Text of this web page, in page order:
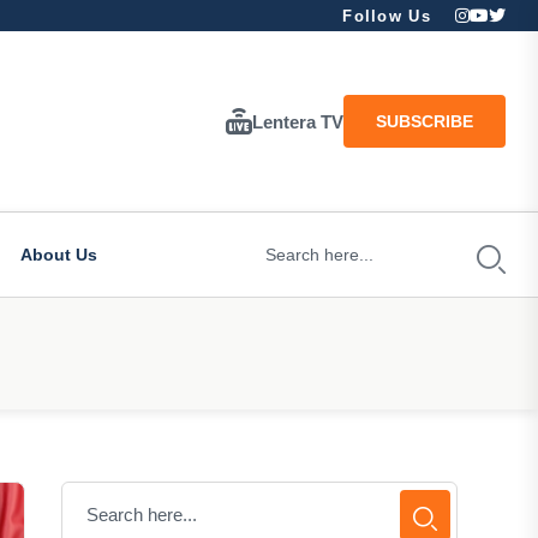
Follow Us
Lentera TV SUBSCRIBE
About Us